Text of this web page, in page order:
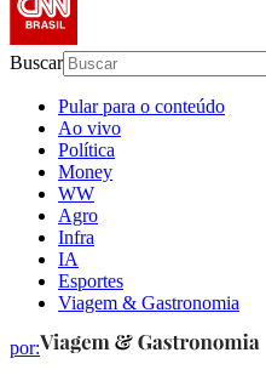
Buscar
Pular para o conteúdo
Ao vivo
Política
Money
WW
Agro
Infra
IA
Esportes
Viagem & Gastronomia
por: